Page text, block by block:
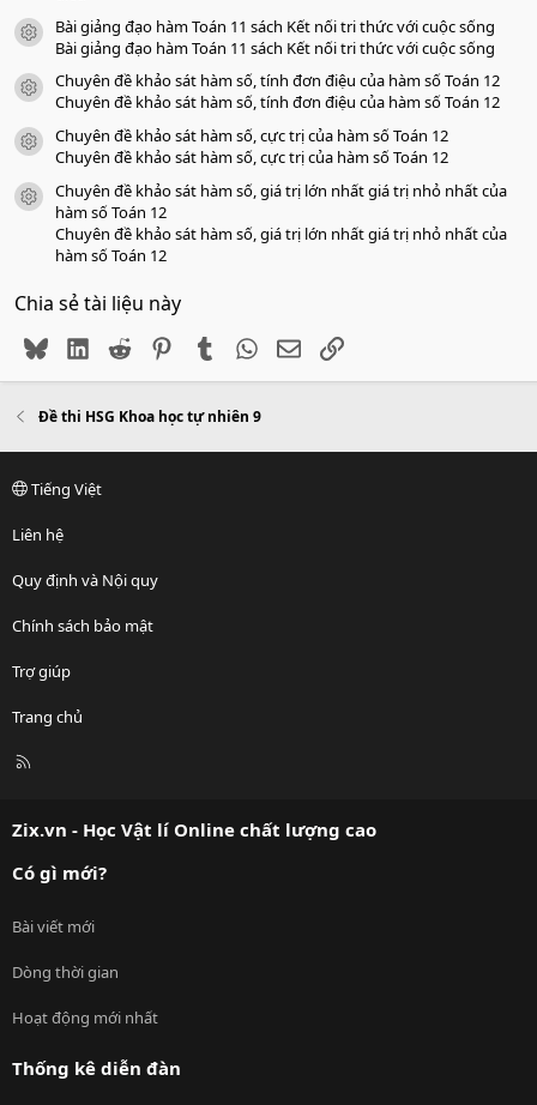
icon tài liệu
Bài giảng đạo hàm Toán 11 sách Kết nối tri thức với cuộc sống
Bài giảng đạo hàm Toán 11 sách Kết nối tri thức với cuộc sống
icon tài liệu
Chuyên đề khảo sát hàm số, tính đơn điệu của hàm số Toán 12
Chuyên đề khảo sát hàm số, tính đơn điệu của hàm số Toán 12
icon tài liệu
Chuyên đề khảo sát hàm số, cực trị của hàm số Toán 12
Chuyên đề khảo sát hàm số, cực trị của hàm số Toán 12
icon tài liệu
Chuyên đề khảo sát hàm số, giá trị lớn nhất giá trị nhỏ nhất của
hàm số Toán 12
Chuyên đề khảo sát hàm số, giá trị lớn nhất giá trị nhỏ nhất của
hàm số Toán 12
Chia sẻ tài liệu này
BlueskyLinkedIn
Reddit PinterestTumblr WhatsApp
EmailLink
Đề thi HSG Khoa học tự nhiên 9
Tiếng Việt
Liên hệ
Quy định và Nội quy
Chính sách bảo mật
Trợ giúp
Trang chủ
R
Zix.vn - Học Vật lí Online chất lượng cao
Có gì mới?
Bài viết mới
Dòng thời gian
Hoạt động mới nhất
Thống kê diễn đàn